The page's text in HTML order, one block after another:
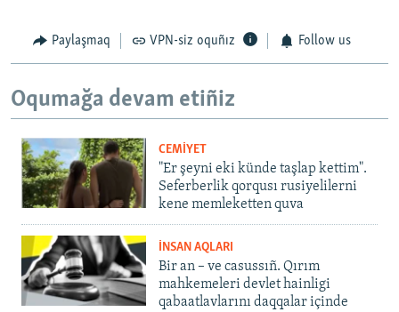
Paylaşmaq VPN-siz oquñız Follow us
Oqumağa devam etiñiz
CEMİYET
"Er şeyni eki künde taşlap kettim".
Seferberlik qorqusı rusiyelilerni
kene memleketten quva
İNSAN AQLARI
Bir an – ve casussıñ. Qırım
mahkemeleri devlet hainligi
qabaatlavlarını daqqalar içinde